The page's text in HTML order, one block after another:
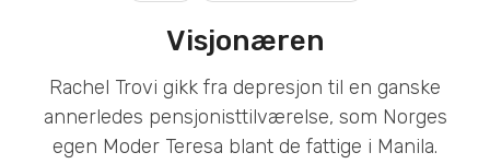
Visjonæren
Rachel Trovi gikk fra depresjon til en ganske
annerledes pensjonisttilværelse, som Norges
egen Moder Teresa blant de fattige i Manila.